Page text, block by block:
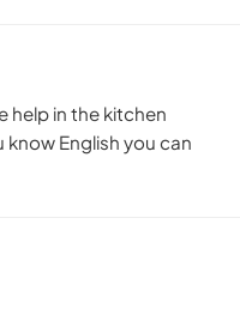
help in the kitchen
English you can